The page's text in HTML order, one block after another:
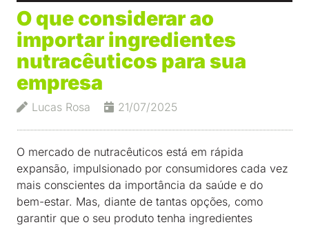
O que considerar ao
importar ingredientes
nutracêuticos para sua
empresa
Lucas Rosa 21/07/2025
O mercado de nutracêuticos está em rápida
expansão, impulsionado por consumidores cada vez
mais conscientes da importância da saúde e do
bem-estar. Mas, diante de tantas opções, como
garantir que o seu produto tenha ingredientes